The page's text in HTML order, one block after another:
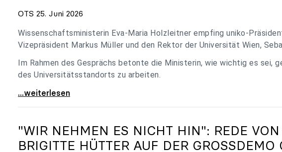
OTS 25. Juni 2026
Wissenschaftsministerin Eva-Maria Holzleitner empfing uniko-
Vizepräsident Markus Müller und den Rektor der Universität Wien,
Im Rahmen des Gesprächs betonte die Ministerin, wie wichtig es sei,
des Universitätsstandorts zu arbeiten.
Holzleitner empfing uniko-Spitze zum Austausch
...weiterlesen
"WIR NEHMEN ES NICHT HIN": REDE VON
BRIGITTE HÜTTER AUF DER GROSSDEMO